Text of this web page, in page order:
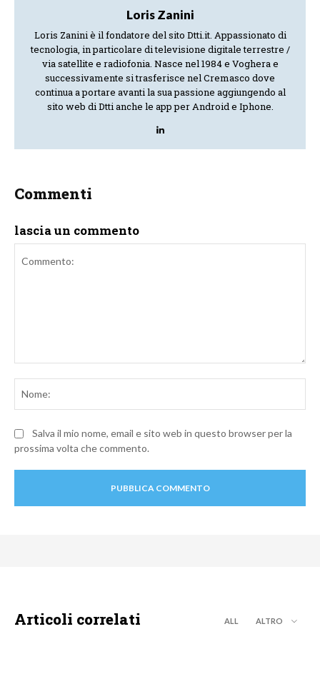
Loris Zanini
Loris Zanini è il fondatore del sito Dtti.it. Appassionato di
tecnologia, in particolare di televisione digitale terrestre /
via satellite e radiofonia. Nasce nel 1984 e Voghera e
successivamente si trasferisce nel Cremasco dove
continua a portare avanti la sua passione aggiungendo al
sito web di Dtti anche le app per Android e Iphone.
Commenti
lascia un commento
Salva il mio nome, email e sito web in questo browser per la
prossima volta che commento.
Articoli correlati ALL ALTRO